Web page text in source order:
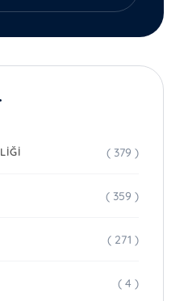
( 379 )
( 359 )
( 271 )
( 4 )